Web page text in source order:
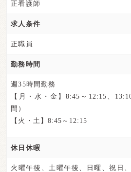
正看護師
求人条件
正職員
勤務時間
週35時間勤務
【月・水・金】8:45～12:15、
間）
【火・土】8:45～12:15
休日休暇
火曜午後、土曜午後、日曜、祝日